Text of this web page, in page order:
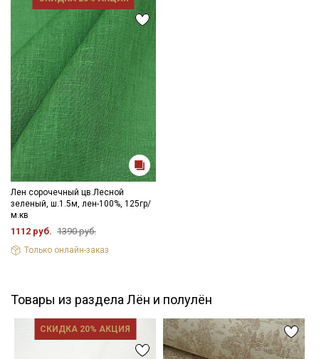
Лен сорочечный цв.Лесной
зеленый, ш.1.5м, лен-100%, 125гр/
м.кв
1112 руб. 1390 руб.
Только онлайн-заказ
Товары из раздела Лён и полулён
СКИДКА 20% АКЦИЯ